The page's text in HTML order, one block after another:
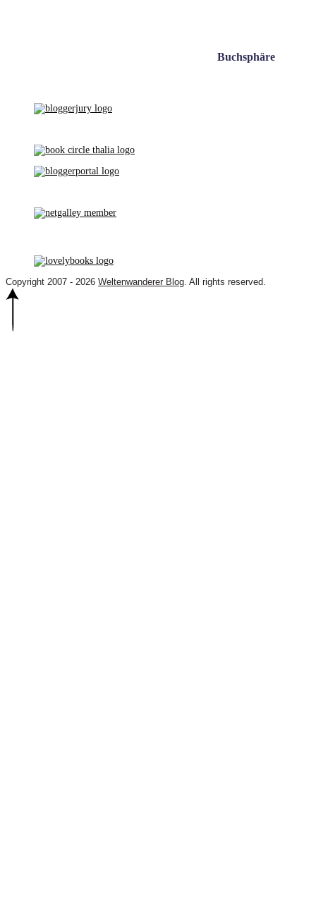
Buchsphäre
Copyright 2007 - 2026 Weltenwanderer Blog . All rights reserved.